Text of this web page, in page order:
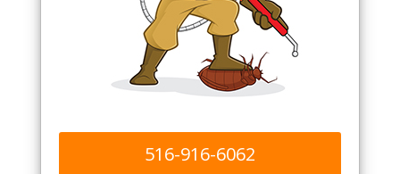
516-916-6062